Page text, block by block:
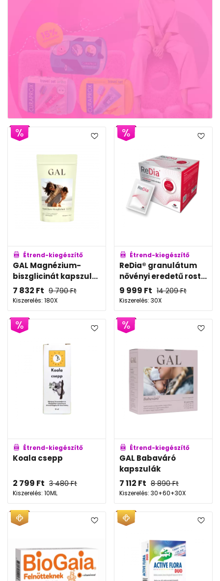
Étrend-kiegészítő
GAL Magnézium-
biszglicinát kapszul...
7 832 Ft 9 790Ft
Kiszerelés: 180X
Étrend-kiegészítő
ReDia® granulátum
növényi eredetű rost...
9 999 Ft 14 209Ft
Kiszerelés: 30X
Étrend-kiegészítő
Koala csepp
2 799 Ft 3 480Ft
Kiszerelés: 10ML
Étrend-kiegészítő
GAL Babaváró
kapszulák
7 112 Ft 8 890Ft
Kiszerelés: 30+60+30X